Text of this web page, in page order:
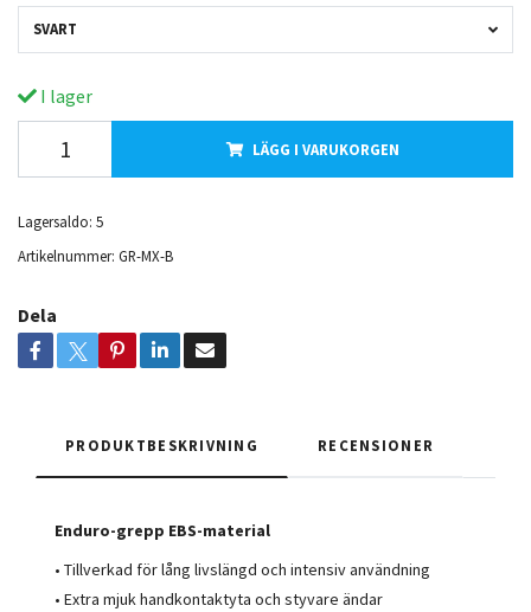
SVART
I lager
LÄGG I VARUKORGEN
Lagersaldo: 5
Artikelnummer: GR-MX-B
Dela
PRODUKTBESKRIVNING RECENSIONER
Enduro-grepp EBS-material
• Tillverkad för lång livslängd och intensiv användning
• Extra mjuk handkontaktyta och styvare ändar